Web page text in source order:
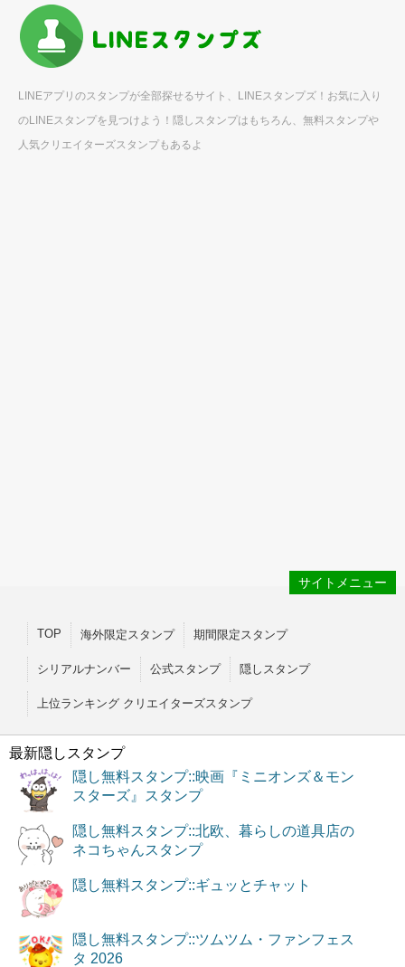
LINEアプリのスタンプが全部探せるサイト、LINEスタンプズ！お気に入り
のLINEスタンプを見つけよう！隠しスタンプはもちろん、無料スタンプや
人気クリエイターズスタンプもあるよ
サイトメニュー
TOP 海外限定スタンプ 期間限定スタンプ
シリアルナンバー 公式スタンプ 隠しスタンプ
上位ランキング クリエイターズスタンプ
最新隠しスタンプ
隠し無料スタンプ::映画『ミニオンズ＆モン
スターズ』スタンプ
隠し無料スタンプ::北欧、暮らしの道具店の
ネコちゃんスタンプ
隠し無料スタンプ::ギュッとチャット
隠し無料スタンプ::ツムツム・ファンフェス
タ 2026